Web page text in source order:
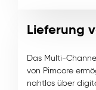
Lieferung
Das Multi-
von Pimcore
nahtlos über